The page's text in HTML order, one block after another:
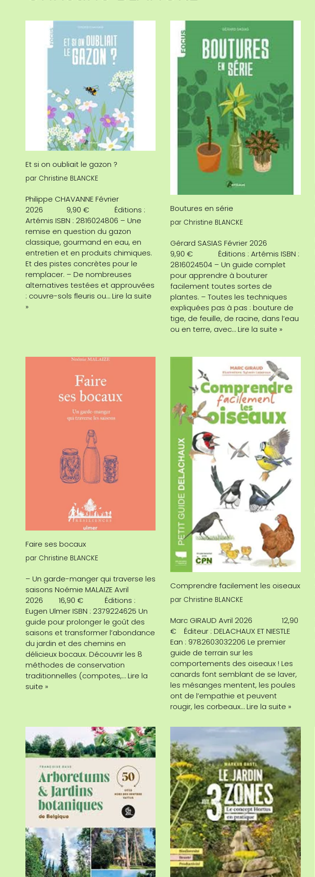
Et si on oubliait le gazon ?
par Christine BLANCKE
Philippe CHAVANNE Février
2026 9,90 € Éditions :
Artémis ISBN : 2816024806 – Une
remise en question du gazon
classique, gourmand en eau, en
entretien et en produits chimiques.
Et des pistes concrètes pour le
remplacer. – De nombreuses
alternatives testées et approuvées
: couvre-sols fleuris ou…Lire la suite
»
Boutures en série
par Christine BLANCKE
Gérard SASIAS Février 2026
9,90 € Éditions : Artémis ISBN :
2816024504 – Un guide complet
pour apprendre à bouturer
facilement toutes sortes de
plantes. – Toutes les techniques
expliquées pas à pas : bouture de
tige, de feuille, de racine, dans l’eau
ou en terre, avec…Lire la suite »
Faire ses bocaux
par Christine BLANCKE
– Un garde-manger qui traverse les
saisons Noémie MALAIZE Avril
2026 16,90 € Éditions :
Eugen Ulmer ISBN : 2379224625 Un
guide pour prolonger le goût des
saisons et transformer l’abondance
du jardin et des chemins en
délicieux bocaux. Découvrir les 8
méthodes de conservation
traditionnelles (compotes,…Lire la
suite »
Comprendre facilement les oiseaux
par Christine BLANCKE
Marc GIRAUD Avril 2026 12,90
€ Éditeur : DELACHAUX ET NIESTLE
Ean : 9782603032206 Le premier
guide de terrain sur les
comportements des oiseaux ! Les
canards font semblant de se laver,
les mésanges mentent, les poules
ont de l’empathie et peuvent
rougir, les corbeaux…Lire la suite »